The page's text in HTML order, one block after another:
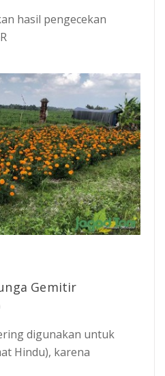
hasil pengecekan
Gemitir
digunakan untuk
Hindu), karena